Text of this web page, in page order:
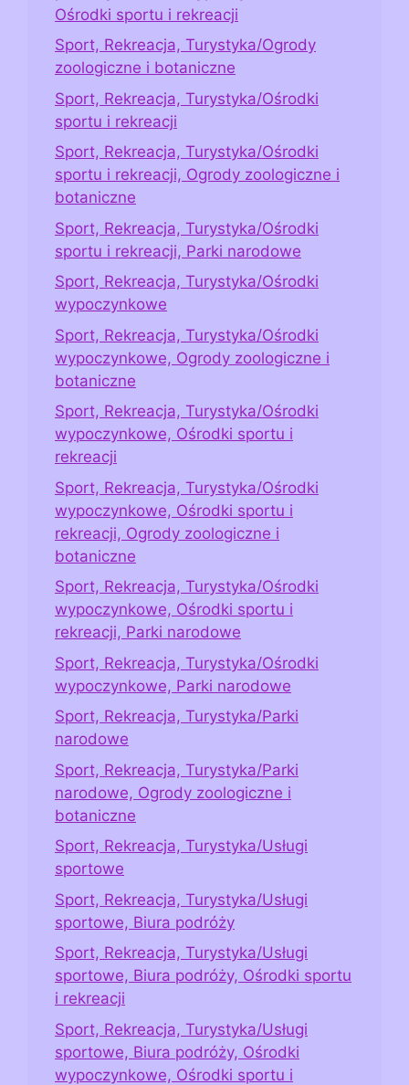
Ośrodki sportu i rekreacji
Sport, Rekreacja, Turystyka/Ogrody
zoologiczne i botaniczne
Sport, Rekreacja, Turystyka/Ośrodki
sportu i rekreacji
Sport, Rekreacja, Turystyka/Ośrodki
sportu i rekreacji, Ogrody zoologiczne i
botaniczne
Sport, Rekreacja, Turystyka/Ośrodki
sportu i rekreacji, Parki narodowe
Sport, Rekreacja, Turystyka/Ośrodki
wypoczynkowe
Sport, Rekreacja, Turystyka/Ośrodki
wypoczynkowe, Ogrody zoologiczne i
botaniczne
Sport, Rekreacja, Turystyka/Ośrodki
wypoczynkowe, Ośrodki sportu i
rekreacji
Sport, Rekreacja, Turystyka/Ośrodki
wypoczynkowe, Ośrodki sportu i
rekreacji, Ogrody zoologiczne i
botaniczne
Sport, Rekreacja, Turystyka/Ośrodki
wypoczynkowe, Ośrodki sportu i
rekreacji, Parki narodowe
Sport, Rekreacja, Turystyka/Ośrodki
wypoczynkowe, Parki narodowe
Sport, Rekreacja, Turystyka/Parki
narodowe
Sport, Rekreacja, Turystyka/Parki
narodowe, Ogrody zoologiczne i
botaniczne
Sport, Rekreacja, Turystyka/Usługi
sportowe
Sport, Rekreacja, Turystyka/Usługi
sportowe, Biura podróży
Sport, Rekreacja, Turystyka/Usługi
sportowe, Biura podróży, Ośrodki sportu
i rekreacji
Sport, Rekreacja, Turystyka/Usługi
sportowe, Biura podróży, Ośrodki
wypoczynkowe, Ośrodki sportu i